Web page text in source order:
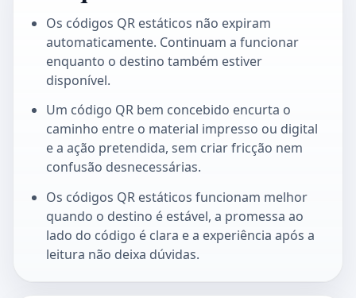
Os códigos QR estáticos não expiram
automaticamente. Continuam a funcionar
enquanto o destino também estiver
disponível.
Um código QR bem concebido encurta o
caminho entre o material impresso ou digital
e a ação pretendida, sem criar fricção nem
confusão desnecessárias.
Os códigos QR estáticos funcionam melhor
quando o destino é estável, a promessa ao
lado do código é clara e a experiência após a
leitura não deixa dúvidas.